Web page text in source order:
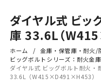
ダイヤル式 ビッ
庫 33.6L（
ホーム
金庫・保管庫・耐火/
ビッグボルトシリーズ：耐火金庫
ダイヤル式 ビッグボルト耐火・
33.6L（W415×D491×H453）